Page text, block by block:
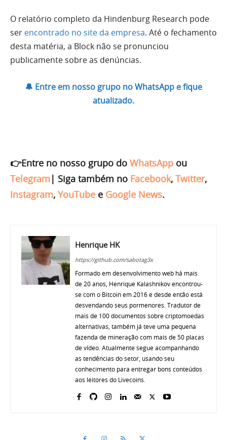
O relatório completo da Hindenburg Research pode
ser encontrado no site da empresa. Até o fechamento
desta matéria, a Block não se pronunciou
publicamente sobre as denúncias.
🔔 Entre em nosso grupo no WhatsApp e fique
atualizado.
👉Entre no nosso grupo do WhatsApp ou
Telegram | Siga também no Facebook, Twitter,
Instagram, YouTube e Google News.
Henrique HK
https://github.com/sabotag3x
Formado em desenvolvimento web há mais
de 20 anos, Henrique Kalashnikov encontrou-
se com o Bitcoin em 2016 e desde então está
desvendando seus pormenores. Tradutor de
mais de 100 documentos sobre criptomoedas
alternativas, também já teve uma pequena
fazenda de mineração com mais de 50 placas
de vídeo. Atualmente segue acompanhando
as tendências do setor, usando seu
conhecimento para entregar bons conteúdos
aos leitores do Livecoins.